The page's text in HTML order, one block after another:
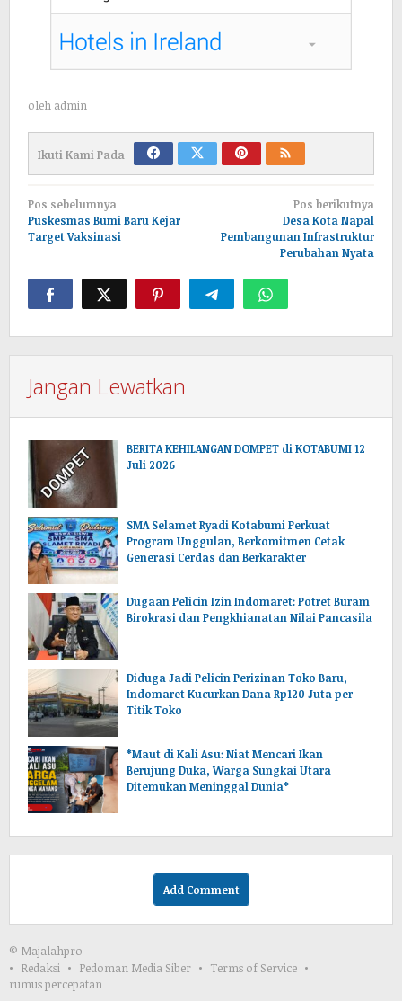
oleh admin
Ikuti Kami Pada
Navigasi
pos
Pos sebelumnya
Puskesmas Bumi Baru Kejar
Target Vaksinasi
Pos berikutnya
Desa Kota Napal
Pembangunan Infrastruktur
Perubahan Nyata
Jangan Lewatkan
BERITA KEHILANGAN DOMPET di KOTABUMI 12
Juli 2026
SMA Selamet Ryadi Kotabumi Perkuat
Program Unggulan, Berkomitmen Cetak
Generasi Cerdas dan Berkarakter
Dugaan Pelicin Izin Indomaret: Potret Buram
Birokrasi dan Pengkhianatan Nilai Pancasila
‎Diduga Jadi Pelicin Perizinan Toko Baru,
Indomaret Kucurkan Dana Rp120 Juta per
Titik Toko
*Maut di Kali Asu: Niat Mencari Ikan
Berujung Duka, Warga Sungkai Utara
Ditemukan Meninggal Dunia*
Add Comment
© Majalahpro
Redaksi
Pedoman Media Siber
Terms of Service
rumus percepatan